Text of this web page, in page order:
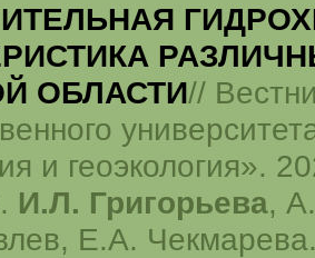
ОБЛАСТИ//
и геоэкология».
И.Л. Григорьева,
Е.А.